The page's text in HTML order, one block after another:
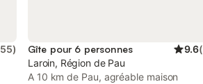
55)
Gîte pour 6 personnes 9.6(
Laroin, Région de Pau
A 10 km de Pau, agréable maison